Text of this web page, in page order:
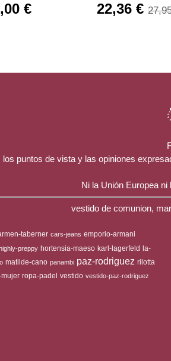
€ 22,36 €
los puntos de vista y las opiniones
Ni la Unión Europea
vestido de comunion,
taberner cars-jeans emporio-armani
preppy hortensia-maeso karl-lagerfeld
la-
matilde-cano panambi paz-rodriguez rilotta
ropa-padel vestido vestido-paz-rodriguez